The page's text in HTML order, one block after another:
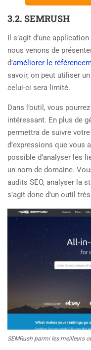
3.2. SEMRUSH
Il s’agit d’une
nous venons de
d’améliorer le
savoir, on peut utiliser
celui-ci sera limité.
Dans l’outil, vous
intéressant. En plus de
permettra de suivre
d’expressions que vous
possible d’analyser les
un nom de domaine.
audits SEO, analyser la
s’agit donc d’un outil
SEMRush parmi les meilleurs